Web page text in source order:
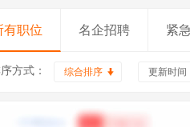
有职位 名企招聘 紧
方式： 综合排序 更新时间